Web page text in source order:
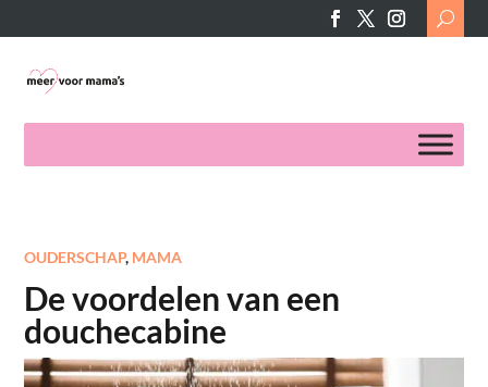
Search
for:
OUDERSCHAP, MAMA
De voordelen van een
douchecabine